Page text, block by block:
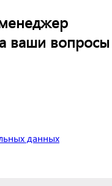
ваши вопросы
данных